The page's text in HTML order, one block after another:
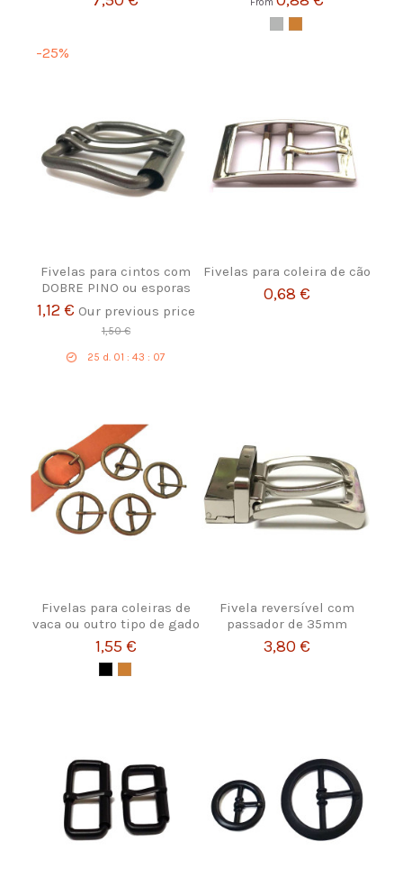
-25%
Fivelas para cintos com
DOBRE PINO ou esporas
1,12 € Our previous price
1,50 €
25 d. 01 : 43 : 06
Fivelas para coleira de cão
0,68 €
Fivelas para coleiras de
vaca ou outro tipo de gado
1,55 €
Fivela reversível com
passador de 35mm
3,80 €